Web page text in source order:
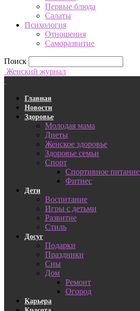
Первые блюда
Салаты
Психология
Отношения
Саморазвитие
Поиск
Женский журнал
Главная
Новости
Здоровье
Молодая мама
Диеты
Женское здоровье
Здоровье семьи
Спорт
Спортивное питание
Фитнес
Дети
Воспитание
Игры с детьми
Развитие
Стиль
Досуг
Подарки
Праздники
Сны
Дом
Ремонт
Огород
Карьера